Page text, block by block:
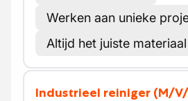
Werken aan unieke
Altijd het juiste
Industrieel reiniger (M/